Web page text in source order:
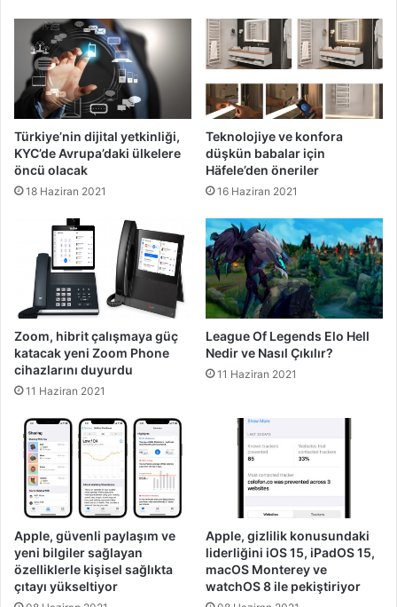
Türkiye’nin dijital yetkinliği,
KYC’de Avrupa’daki ülkelere
öncü olacak
18 Haziran 2021
Teknolojiye ve konfora
düşkün babalar için
Häfele’den öneriler
16 Haziran 2021
Zoom, hibrit çalışmaya güç
katacak yeni Zoom Phone
cihazlarını duyurdu
11 Haziran 2021
League Of Legends Elo Hell
Nedir ve Nasıl Çıkılır?
11 Haziran 2021
Apple, güvenli paylaşım ve
yeni bilgiler sağlayan
özelliklerle kişisel sağlıkta
çıtayı yükseltiyor
Apple, gizlilik konusundaki
liderliğini iOS 15, iPadOS 15,
macOS Monterey ve
watchOS 8 ile pekiştiriyor